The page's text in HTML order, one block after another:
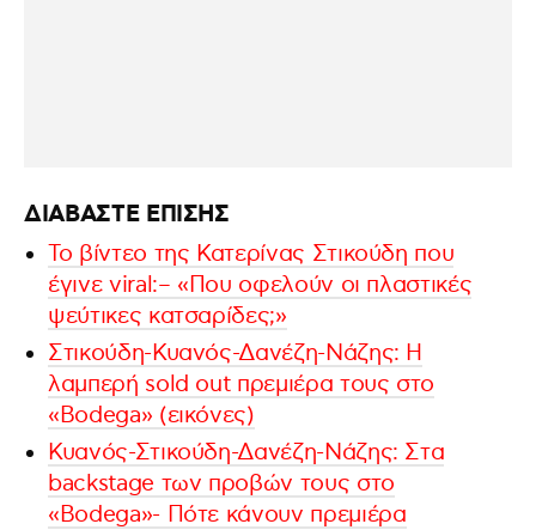
ΔΙΑΒΑΣΤΕ ΕΠΙΣΗΣ
To βίντεο της Κατερίνας Στικούδη που
έγινε viral:– «Που οφελούν οι πλαστικές
ψεύτικες κατσαρίδες;»
Στικούδη-Κυανός-Δανέζη-Νάζης: Η
λαμπερή sold out πρεμιέρα τους στο
«Bodega» (εικόνες)
Κυανός-Στικούδη-Δανέζη-Νάζης: Στα
backstage των προβών τους στο
«Bodega»- Πότε κάνουν πρεμιέρα